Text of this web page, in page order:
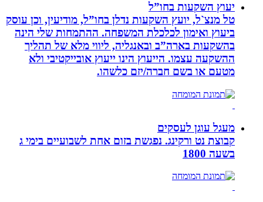
יעוץ השקעות בחו”ל
טל מנצ`ל, יועץ השקעות נדלן בחו”ל, מודיעין, וכן עוסק
ביעוץ ואימון לכלכלת המשפחה. ההתמחות שלי הינה
בהשקעות בארה”ב ובאנגליה, ליווי מלא של תהליך
ההשקעה עצמו. הייעוץ הינו ייעוץ אובייקטיבי ולא
מטעם או בשם חברה/יזם כלשהו.
מעגל עוגן לעסקים
קבוצת נט ורקינג. נפגשת בזום אחת לשבועיים בימי ג
בשעה 1800